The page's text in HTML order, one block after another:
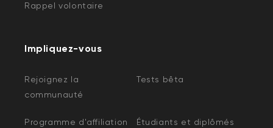
Rappel volontaire
Impliquez-vous
Rejoignez la
communauté
Tests bêta
Programme d'affiliation Étudiants et diplômés